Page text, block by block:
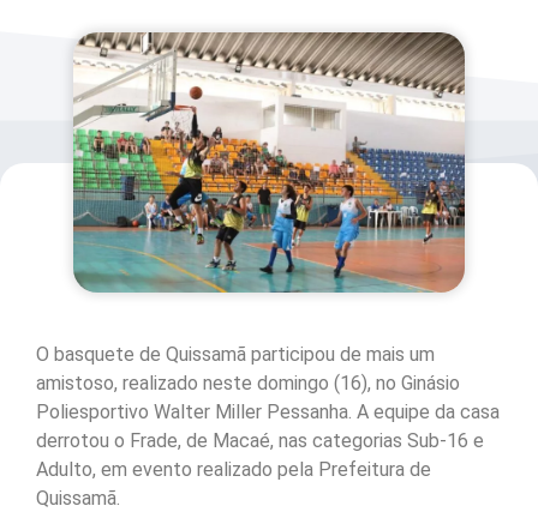
O basquete de Quissamã participou de mais um
amistoso, realizado neste domingo (16), no Ginásio
Poliesportivo Walter Miller Pessanha. A equipe da casa
derrotou o Frade, de Macaé, nas categorias Sub-16 e
Adulto, em evento realizado pela Prefeitura de
Quissamã.